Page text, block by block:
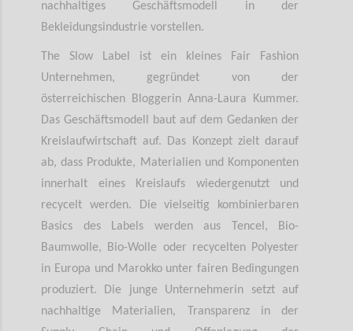
nachhaltiges Geschäftsmodell in der
Bekleidungsindustrie vorstellen.
The Slow Label ist ein kleines Fair Fashion
Unternehmen, gegründet von der
österreichischen Bloggerin Anna-Laura Kummer.
Das Geschäftsmodell baut auf dem Gedanken der
Kreislaufwirtschaft auf. Das Konzept zielt darauf
ab, dass Produkte, Materialien und Komponenten
innerhalt eines Kreislaufs wiedergenutzt und
recycelt werden. Die vielseitig kombinierbaren
Basics des Labels werden aus Tencel, Bio-
Baumwolle, Bio-Wolle oder recycelten Polyester
in Europa und Marokko unter fairen Bedingungen
produziert. Die junge Unternehmerin setzt auf
nachhaltige Materialien, Transparenz in der